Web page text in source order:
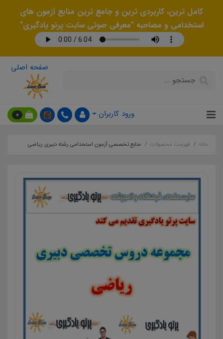
کامل ترین، کاربردی ترین و جامع ترین منابع آزمون های
استخدامی و مصاحبه "معرفی صوتی سایت پرتو یادگیری"
صفحه اصلی
ورود کاربران 0
خانه فهرست محصولات منابع تخصصی آزمون استخدامی رشته دبیری ریاضی